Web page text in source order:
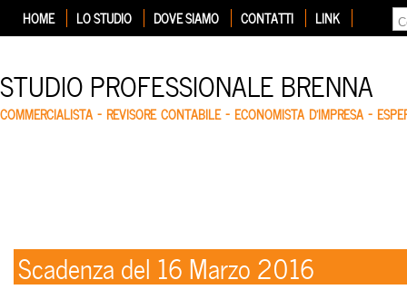
HOME LO STUDIO DOVE SIAMO CONTATTI LINK
STUDIO PROFESSIONALE BRENNA
COMMERCIALISTA – REVISORE CONTABILE – ECONOMISTA D'IMPRESA –
Scadenza del 16 Marzo 2016